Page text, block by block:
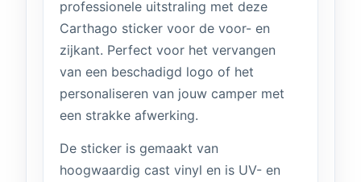
professionele uitstraling met deze
Carthago sticker voor de voor- en
zijkant. Perfect voor het vervangen
van een beschadigd logo of het
personaliseren van jouw camper met
een strakke afwerking.
De sticker is gemaakt van
hoogwaardig cast vinyl en is UV- en